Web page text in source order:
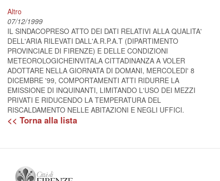
Altro
07/12/1999
IL SINDACOPRESO ATTO DEI DATI RELATIVI ALLA QUALITA'
DELL'ARIA RILEVATI DALL'A.R.P.A.T (DIPARTIMENTO
PROVINCIALE DI FIRENZE) E DELLE CONDIZIONI
METEOROLOGICHEINVITALA CITTADINANZA A VOLER
ADOTTARE NELLA GIORNATA DI DOMANI, MERCOLEDI' 8
DICEMBRE '99, COMPORTAMENTI ATTI RIDURRE LA
EMISSIONE DI INQUINANTI, LIMITANDO L'USO DEI MEZZI
PRIVATI E RIDUCENDO LA TEMPERATURA DEL
RISCALDAMENTO NELLE ABITAZIONI E NEGLI UFFICI.
<< Torna alla lista